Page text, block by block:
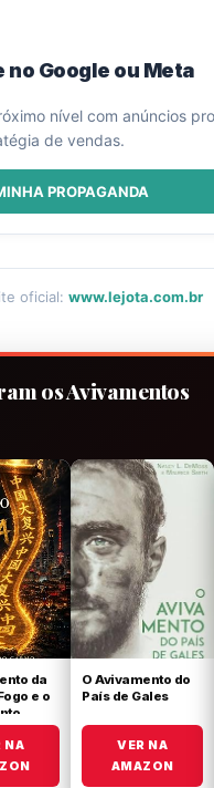
no Google ou Meta
nível com anúncios
de vendas.
PROPAGANDA
oficial:www.lejota.com.br
os Avivamentos
da
e o
NA
O Avivamento do
País de Gales
VER NA
AMAZON